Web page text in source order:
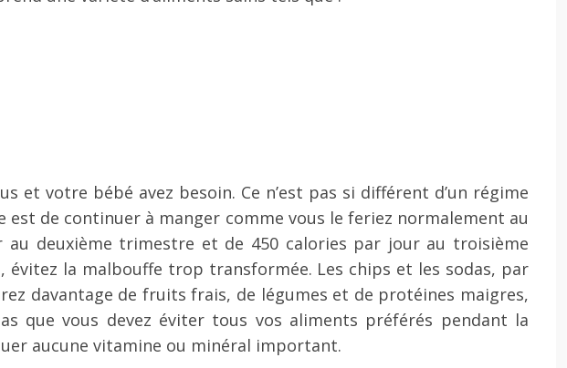
votre bébé avez besoin. Ce n’est pas si différent d’un régime
de continuer à manger comme vous le feriez normalement au
deuxième trimestre et de 450 calories par jour au troisième
la malbouffe trop transformée. Les chips et les sodas, par
davantage de fruits frais, de légumes et de protéines maigres,
que vous devez éviter tous vos aliments préférés pendant la
aucune vitamine ou minéral important.